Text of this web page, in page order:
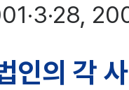
인의 각